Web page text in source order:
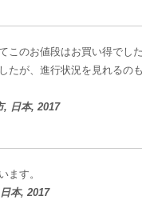
このお値段はお買い得でし
たが、進行状況を見れるの
, 日本, 2017
ます。
本, 2017